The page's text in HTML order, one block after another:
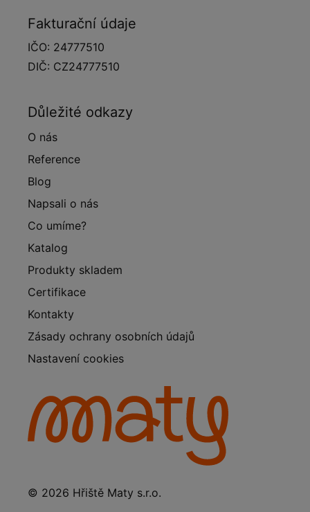
Fakturační údaje
IČO: 24777510
DIČ: CZ24777510
Důležité odkazy
O nás
Reference
Blog
Napsali o nás
Co umíme?
Katalog
Produkty skladem
Certifikace
Kontakty
Zásady ochrany osobních údajů
Nastavení cookies
© 2026 Hřiště Maty s.r.o.